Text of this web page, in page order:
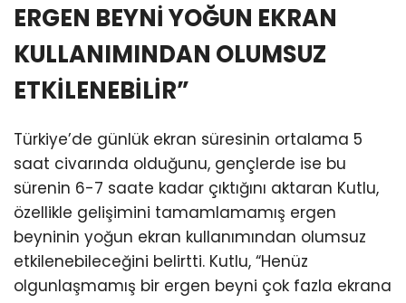
ERGEN BEYNİ YOĞUN EKRAN
KULLANIMINDAN OLUMSUZ
ETKİLENEBİLİR”
Türkiye’de günlük ekran süresinin ortalama 5
saat civarında olduğunu, gençlerde ise bu
sürenin 6-7 saate kadar çıktığını aktaran Kutlu,
özellikle gelişimini tamamlamamış ergen
beyninin yoğun ekran kullanımından olumsuz
etkilenebileceğini belirtti. Kutlu, “Henüz
olgunlaşmamış bir ergen beyni çok fazla ekrana